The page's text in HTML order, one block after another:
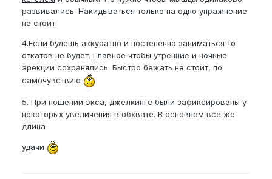
возникнуть какие-то осложнения? (не берем в счет
безголовое отношение и подвешивание штанки
Откаты
И наверное,самый главный вопроскоторый
интересует меня в этом: Есть ли откаты? Будет ли
такое, что я, например, доиблся желаемого
результата, и решил остановиться, будет ли такое,
что он вернется к прежним сантиметрам, или же я
моих дней?
развивались. Накидываться только на одно упражнение
не стоит.
4.Если будешь аккуратно и постепенно заниматься то
откатов не будет. Главное чтобы утренние и ночные
эрекции сохранялись. Быстро бежать не стоит, по
самочувствию
5. При ношении экса, джелкинге были зафиксированы у
некоторых увеличения в обхвате. В основном все же
длина
удачи